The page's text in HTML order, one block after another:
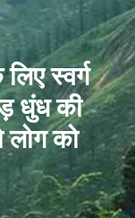
स्वर्ग
धुंध की
लोग को